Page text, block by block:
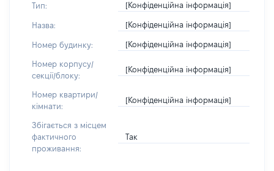
Тип: [Конфіденційна інформація]
Назва: [Конфіденційна інформація]
Номер будинку: [Конфіденційна інформація]
Номер корпусу/
секції/блоку:
[Конфіденційна інформація]
Номер квартири/
кімнати:
[Конфіденційна інформація]
Збігається з місцем
фактичного
проживання:
Так